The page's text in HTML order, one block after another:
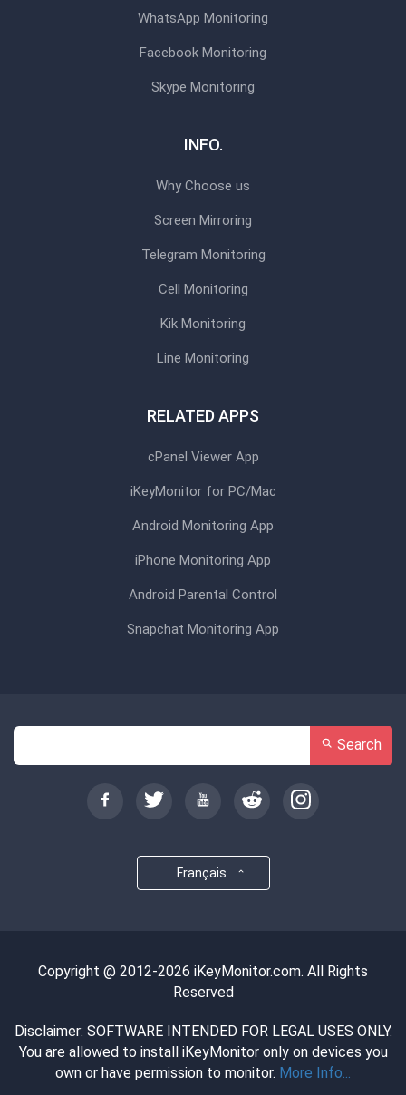
WhatsApp Monitoring
Facebook Monitoring
Skype Monitoring
INFO.
Why Choose us
Screen Mirroring
Telegram Monitoring
Cell Monitoring
Kik Monitoring
Line Monitoring
RELATED APPS
cPanel Viewer App
iKeyMonitor for PC/Mac
Android Monitoring App
iPhone Monitoring App
Android Parental Control
Snapchat Monitoring App
Search
Français
Copyright @ 2012-2026 iKeyMonitor.com. All Rights
Reserved
Disclaimer: SOFTWARE INTENDED FOR LEGAL USES ONLY.
You are allowed to install iKeyMonitor only on devices you
own or have permission to monitor. More Info...